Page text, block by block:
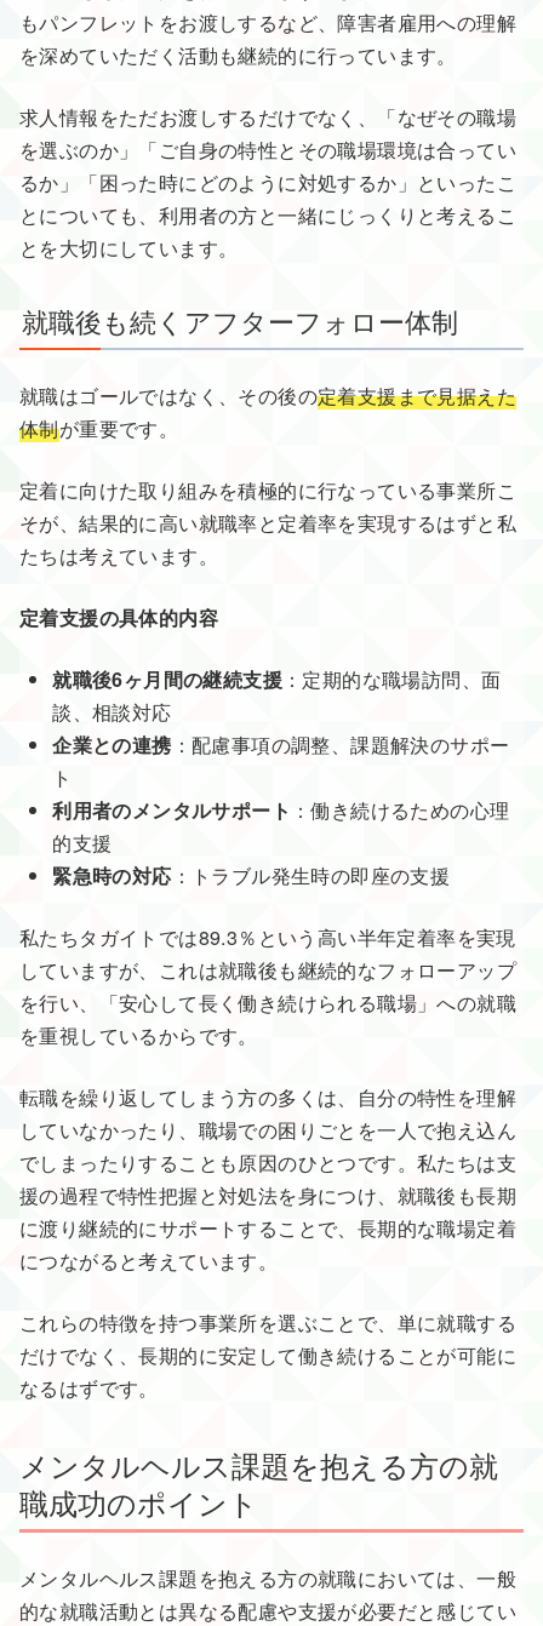
もパンフレットをお渡しするなど、障害者雇用への理解
を深めていただく活動も継続的に行っています。
求人情報をただお渡しするだけでなく、「なぜその職場
を選ぶのか」「ご自身の特性とその職場環境は合ってい
るか」「困った時にどのように対処するか」といったこ
とについても、利用者の方と一緒にじっくりと考えるこ
とを大切にしています。
就職後も続くアフターフォロー体制
就職はゴールではなく、その後の定着支援まで見据えた
体制が重要です。
定着に向けた取り組みを積極的に行なっている事業所こ
そが、結果的に高い就職率と定着率を実現するはずと私
たちは考えています。
定着支援の具体的内容
就職後6ヶ月間の継続支援 ：定期的な職場訪問、面
談、相談対応
企業との連携 ：配慮事項の調整、課題解決のサポー
ト
利用者のメンタルサポート ：働き続けるための心理
的支援
緊急時の対応 ：トラブル発生時の即座の支援
私たちタガイトでは89.3％という高い半年定着率を実現
していますが、これは就職後も継続的なフォローアップ
を行い、「安心して長く働き続けられる職場」への就職
を重視しているからです。
転職を繰り返してしまう方の多くは、自分の特性を理解
していなかったり、職場での困りごとを一人で抱え込ん
でしまったりすることも原因のひとつです。私たちは支
援の過程で特性把握と対処法を身につけ、就職後も長期
に渡り継続的にサポートすることで、長期的な職場定着
につながると考えています。
これらの特徴を持つ事業所を選ぶことで、単に就職する
だけでなく、長期的に安定して働き続けることが可能に
なるはずです。
メンタルヘルス課題を抱える方の就
職成功のポイント
メンタルヘルス課題を抱える方の就職においては、一般
的な就職活動とは異なる配慮や支援が必要だと感じてい